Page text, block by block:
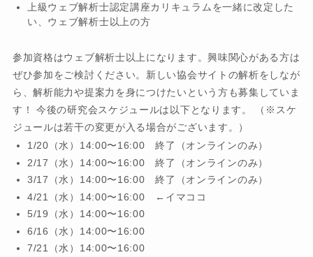
上級ウェブ解析士認定講座カリキュラムを一緒に改定した
い、ウェブ解析士以上の方
参加資格はウェブ解析士以上になります。興味関心がある方は
ぜひ参加をご検討ください。新しい協会サイトの解析をしなが
ら、解析能力や提案力を身につけたいという方も募集していま
す！ 今後の研究会スケジュールは以下となります。 （※スケ
ジュールは若干の変更が入る場合がございます。）
1/20（水）14:00〜16:00 終了（オンラインのみ）
2/17（水）14:00〜16:00 終了（オンラインのみ）
3/17（水）14:00〜16:00 終了（オンラインのみ）
4/21（水）14:00〜16:00 ←イマココ
5/19（水）14:00〜16:00
6/16（水）14:00〜16:00
7/21（水）14:00〜16:00